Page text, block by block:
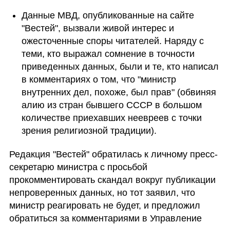
Данные МВД, опубликованные на сайте
"Вестей", вызвали живой интерес и
ожесточенные споры читателей. Наряду с
теми, кто выражал сомнение в точности
приведенных данных, были и те, кто написал
в комментариях о том, что "министр
внутренних дел, похоже, был прав" (обвиняя
алию из стран бывшего СССР в большом
количестве приехавших неевреев с точки
зрения религиозной традиции).
Редакция "Вестей" обратилась к личному пресс-
секретарю министра с просьбой
прокомментировать скандал вокруг публикации
непроверенных данных, но тот заявил, что
министр реагировать не будет, и предложил
обратиться за комментариями в Управление